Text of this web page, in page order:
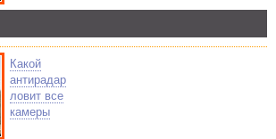
Какой
антирадар
ловит все
камеры